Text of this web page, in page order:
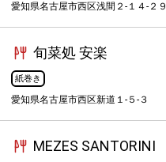
愛知県名古屋市西区浅間２-１４-２９
旬菜処 安楽
紙巻き
愛知県名古屋市西区新道１-５-３
MEZES SANTORINI